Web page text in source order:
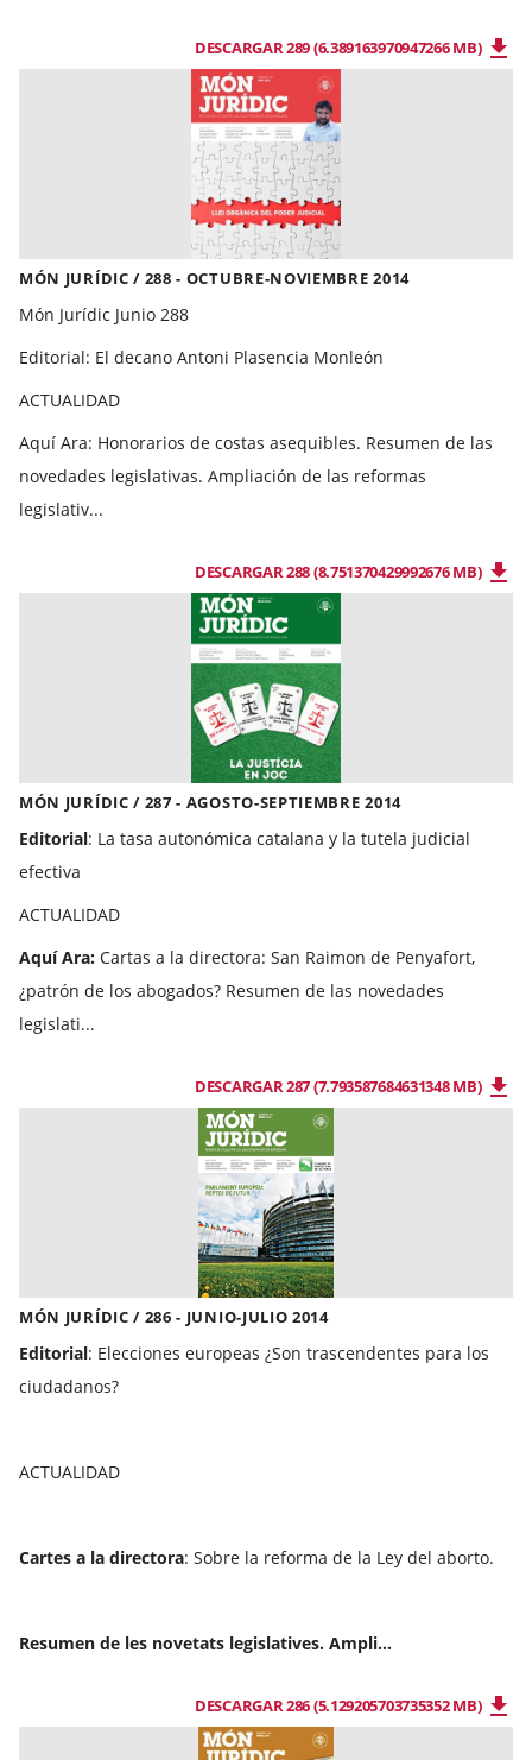
DESCARGAR 289 (6.389163970947266 MB)
MÓN JURÍDIC / 288 - OCTUBRE-NOVIEMBRE 2014
Món Jurídic Junio 288
Editorial: El decano Antoni Plasencia Monleón
ACTUALIDAD
Aquí Ara: Honorarios de costas asequibles. Resumen de las
novedades legislativas. Ampliación de las reformas
legislativ...
DESCARGAR 288 (8.751370429992676 MB)
MÓN JURÍDIC / 287 - AGOSTO-SEPTIEMBRE 2014
Editorial: La tasa autonómica catalana y la tutela judicial
efectiva
ACTUALIDAD
Aquí Ara: Cartas a la directora: San Raimon de Penyafort,
¿patrón de los abogados? Resumen de las novedades
legislati...
DESCARGAR 287 (7.793587684631348 MB)
MÓN JURÍDIC / 286 - JUNIO-JULIO 2014
Editorial: Elecciones europeas ¿Son trascendentes para los
ciudadanos?
ACTUALIDAD
Cartes a la directora: Sobre la reforma de la Ley del aborto.
Resumen de les novetats legislatives. Ampli...
DESCARGAR 286 (5.129205703735352 MB)